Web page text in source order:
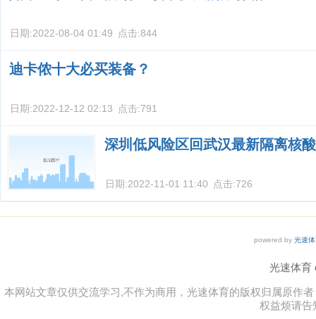
日期:2022-08-04 01:49 点击:844
迪卡侬十大必买装备？
日期:2022-12-12 02:13 点击:791
深圳低风险区回武汉最新隔离核
日期:2022-11-01 11:40 点击:726
powered by 光速
光速体育
本网站文章仅供交流学习,不作为商用，光速体育的版权归属原作
权益烦请告